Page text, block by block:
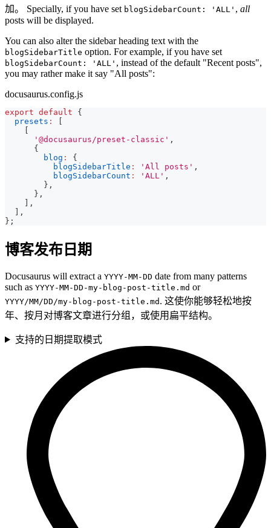
加。 Specially, if you have set blogSidebarCount: 'ALL' , all
posts will be displayed.
You can also alter the sidebar heading text with the
blogSidebarTitle option. For example, if you have set
blogSidebarCount: 'ALL' , instead of the default "Recent posts",
you may rather make it say "All posts":
docusaurus.config.js
export default
{
presets :
'@docusaurus/preset-classic' ,
{
blog :
{
blogSidebarTitle : 'All posts' ,
blogSidebarCount : 'ALL' ,
} ,
} ,
,
,
} ;
博客发布日期
Docusaurus will extract a YYYY-MM-DD date from many patterns
such as YYYY-MM-DD-my-blog-post-title.md or
YYYY/MM/DD/my-blog-post-title.md . 这使你能够轻松地按
年、按月对博客文章进行分组，或使用扁平结构。
支持的日期提取模式